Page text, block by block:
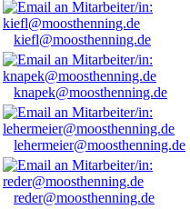
kiefl@moosthenning.de
knapek@moosthenning.de
lehermeier@moosthenning.de
reder@moosthenning.de